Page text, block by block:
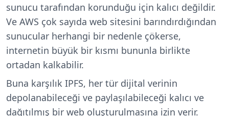
sunucu tarafından korunduğu için kalıcı değildir.
Ve AWS çok sayıda web sitesini barındırdığından
sunucular herhangi bir nedenle çökerse,
internetin büyük bir kısmı bununla birlikte
ortadan kalkabilir.
Buna karşılık IPFS, her tür dijital verinin
depolanabileceği ve paylaşılabileceği kalıcı ve
dağıtılmış bir web oluşturulmasına izin verir.